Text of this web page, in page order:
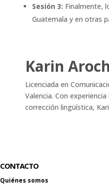
Sesión 3: Finalmente,
Guatemala y en otras
Karin
Licenciada en
Valencia. Con
corrección lingüística,
CONTACTO
Quiénes somos